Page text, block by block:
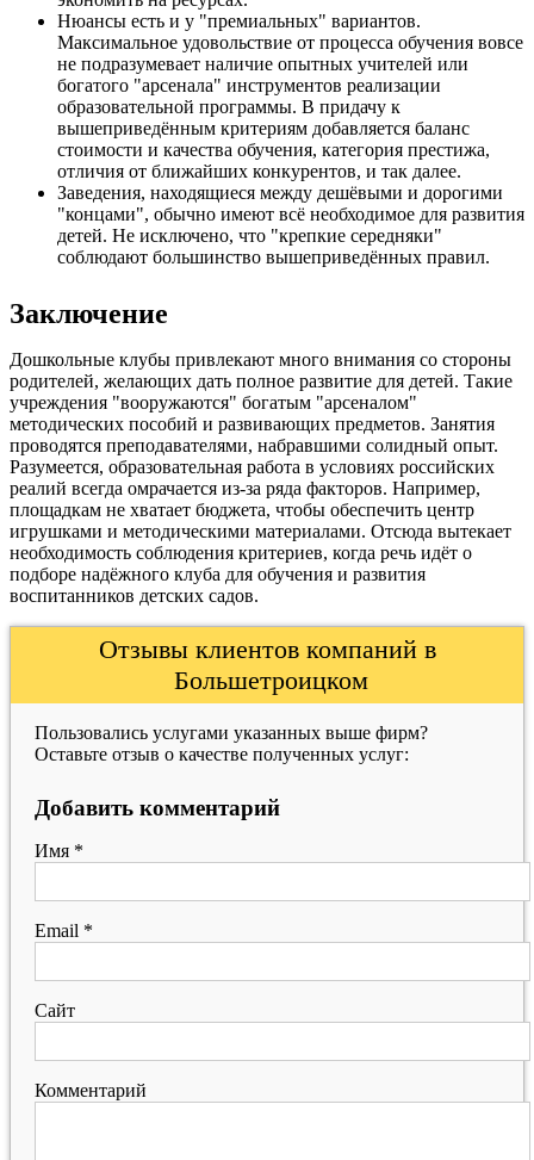
Нюансы есть и у "премиальных" вариантов.
Максимальное удовольствие от процесса обучения вовсе
не подразумевает наличие опытных учителей или
богатого "арсенала" инструментов реализации
образовательной программы. В придачу к
вышеприведённым критериям добавляется баланс
стоимости и качества обучения, категория престижа,
отличия от ближайших конкурентов, и так далее.
Заведения, находящиеся между дешёвыми и дорогими
"концами", обычно имеют всё необходимое для развития
детей. Не исключено, что "крепкие середняки"
соблюдают большинство вышеприведённых правил.
Заключение
Дошкольные клубы привлекают много внимания со стороны
родителей, желающих дать полное развитие для детей. Такие
учреждения "вооружаются" богатым "арсеналом"
методических пособий и развивающих предметов. Занятия
проводятся преподавателями, набравшими солидный опыт.
Разумеется, образовательная работа в условиях российских
реалий всегда омрачается из-за ряда факторов. Например,
площадкам не хватает бюджета, чтобы обеспечить центр
игрушками и методическими материалами. Отсюда вытекает
необходимость соблюдения критериев, когда речь идёт о
подборе надёжного клуба для обучения и развития
воспитанников детских садов.
Отзывы клиентов компаний в
Большетроицком
Пользовались услугами указанных выше фирм?
Оставьте отзыв о качестве полученных услуг:
Добавить комментарий
Имя *
Email *
Сайт
Комментарий